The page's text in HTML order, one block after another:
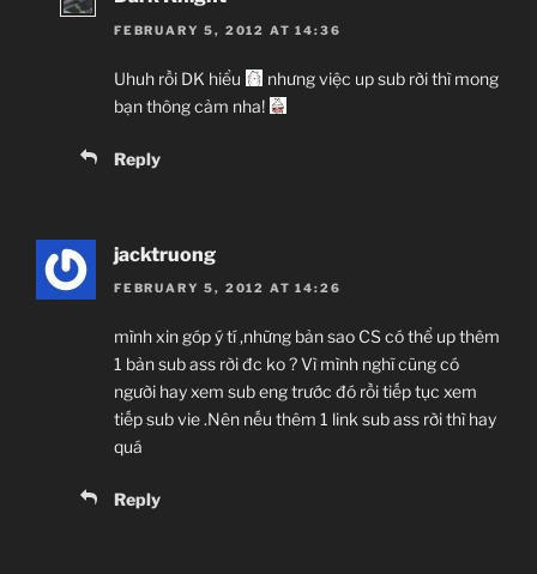
FEBRUARY 5, 2012 AT 14:36
Uhuh rồi DK hiểu
nhưng việc up sub rời thì mong
bạn thông cảm nha!
Reply
jacktruong
FEBRUARY 5, 2012 AT 14:26
mình xin góp ý tí ,những bản sao CS có thể up thêm
1 bản sub ass rời đc ko ? Vì mình nghĩ cũng có
người hay xem sub eng trước đó rồi tiếp tục xem
tiếp sub vie .Nên nếu thêm 1 link sub ass rời thì hay
quá
Reply